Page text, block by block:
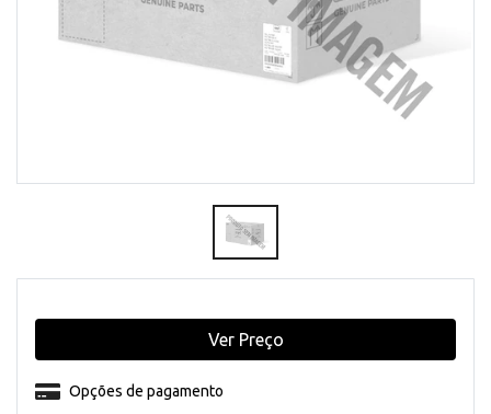
Opções de pagamento
Ver Preço